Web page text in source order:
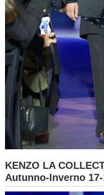
KENZO LA
Autunno-Inverno